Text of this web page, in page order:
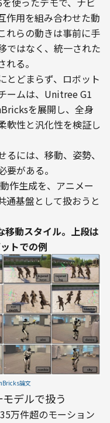
作用を組み合わせた動
れらの動きは事前に手
ではなく、統一された
る。
とどまらず、ロボット
ームは、Unitree G1
を展開し、全身
軟性と汎化性を検証し
には、移動、姿勢、
がある。
作生成を、アニメー
通基盤として扱おうと
動スタイル。上段は
トでの例
論文
デルで扱う
万件超のモーション